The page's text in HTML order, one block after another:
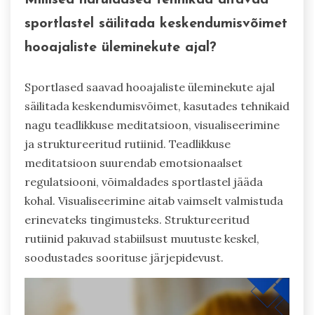
sportlastel säilitada keskendumisvõimet
hooajaliste üleminekute ajal?
Sportlased saavad hooajaliste üleminekute ajal
säilitada keskendumisvõimet, kasutades tehnikaid
nagu teadlikkuse meditatsioon, visualiseerimine
ja struktureeritud rutiinid. Teadlikkuse
meditatsioon suurendab emotsionaalset
regulatsiooni, võimaldades sportlastel jääda
kohal. Visualiseerimine aitab vaimselt valmistuda
erinevateks tingimusteks. Struktureeritud
rutiinid pakuvad stabiilsust muutuste keskel,
soodustades soorituse järjepidevust.